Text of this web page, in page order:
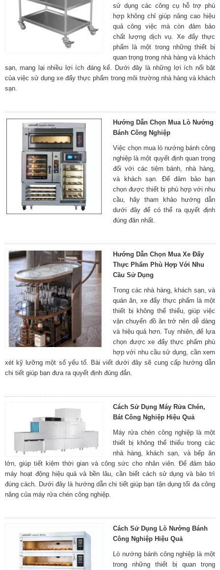
sử dụng các công cụ hỗ trợ phù
hợp không chỉ giúp nâng cao hiệu
quả công việc mà còn đảm bảo
chất lượng dịch vụ. Xe đẩy thực
phẩm là một trong những thiết bị
quan trọng trong nhà hàng và khách
sạn, mang lại nhiều lợi ích đáng kể. Dưới đây là những lợi ích nổi bật
của việc sử dụng xe đẩy thực phẩm trong môi trường nhà hàng và khách
sạn.
Hướng Dẫn Chọn Mua Lò Nướng
Bánh Công Nghiệp
Việc chọn mua lò nướng bánh công
nghiệp là một quyết định quan trọng
đối với các tiệm bánh, nhà hàng,
và khách sạn. Để đảm bảo bạn
chọn được thiết bị phù hợp với nhu
cầu, hãy tham khảo hướng dẫn
dưới đây để có thể ra quyết định
đúng đăn nhất.
Hướng Dẫn Chọn Mua Xe Đẩy
Thực Phẩm Phù Hợp Với Nhu
Cầu Sử Dụng
Trong các nhà hàng, khách sạn, và
quán ăn, xe đẩy thực phẩm là một
thiết bị không thể thiếu, giúp việc
vận chuyển đồ ăn trở nên dễ dàng
và hiệu quả hơn. Tuy nhiên, để lựa
chọn được xe đẩy thực phẩm phù
hợp với nhu cầu sử dụng, cần xem
xét kỹ lưỡng một số yếu tố. Bài viết dưới đây sẽ cung cấp hướng dẫn
chi tiết giúp bạn đưa ra quyết định đúng đắn.
Cách Sử Dụng Máy Rửa Chén,
Bát Công Nghiệp Hiệu Quả
Máy rửa chén công nghiệp là một
thiết bị không thể thiếu trong các
nhà hàng, khách sạn, và bếp ăn
lớn, giúp tiết kiệm thời gian và công sức cho nhân viên. Để đảm bảo
máy hoạt động hiệu quả và bền lâu, cần biết cách sử dụng và bảo trì
đúng cách. Dưới đây là hướng dẫn chi tiết giúp bạn tận dụng tối đa công
năng của máy rửa chén công nghiệp.
Cách Sử Dụng Lò Nướng Bánh
Công Nghiệp Hiệu Quả
Lò nướng bánh công nghiệp là một
trong những thiết bị quan trọng